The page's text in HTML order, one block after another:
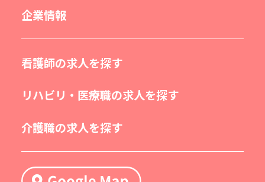
企業情報
看護師の求人を探す
リハビリ・医療職の求人を探す
介護職の求人を探す